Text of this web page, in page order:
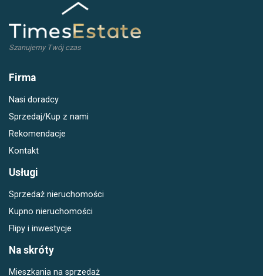
Szanujemy Twój czas
Firma
Nasi doradcy
Sprzedaj/Kup z nami
Rekomendacje
Kontakt
Usługi
Sprzedaż nieruchomości
Kupno nieruchomości
Flipy i inwestycje
Na skróty
Mieszkania na sprzedaż